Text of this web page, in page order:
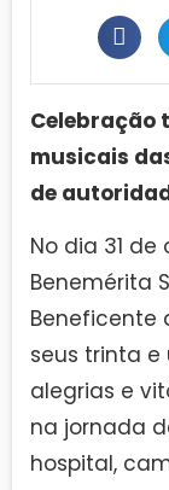
Celebração
musicais
de
No dia 31 de
Benemérita
Beneficente
seus trinta e
alegrias e
na jornada
hospital,